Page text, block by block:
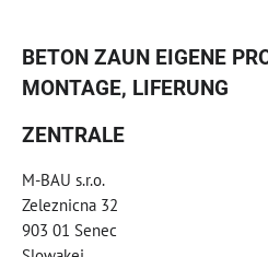
BETON ZAUN EIGENE
MONTAGE, LIFERUNG
ZENTRALE
M-BAU s.r.o.
Zeleznicna 32
903 01 Senec